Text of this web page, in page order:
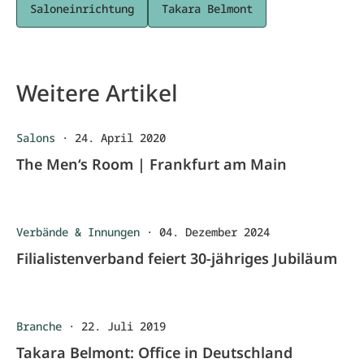
Saloneinrichtung Takara Belmont
Weitere Artikel
Salons · 24. April 2020
The Men‘s Room | Frankfurt am Main
Verbände & Innungen · 04. Dezember 2024
Filialistenverband feiert 30-jähriges Jubiläum
Branche · 22. Juli 2019
Takara Belmont: Office in Deutschland